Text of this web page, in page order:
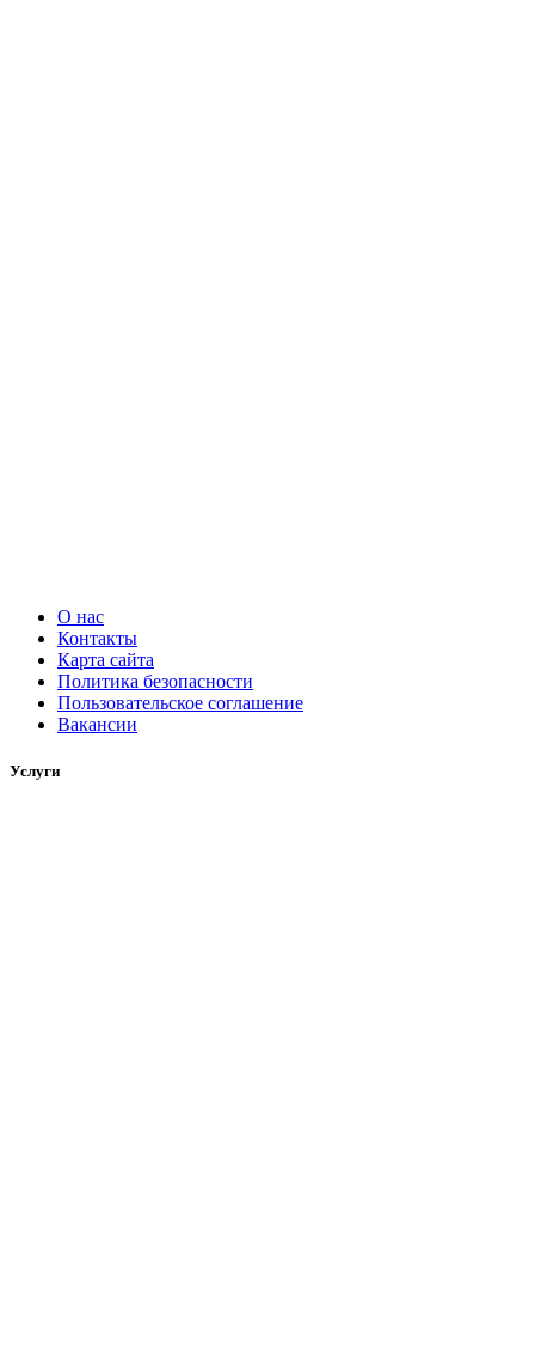
О нас
Контакты
Карта сайта
Политика безопасности
Пользовательское соглашение
Вакансии
Услуги